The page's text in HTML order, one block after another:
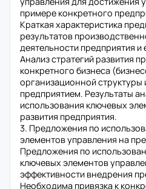
примере конкретного
Краткая характеристика
результатов
деятельности предприятия
Анализ стратегий развития
конкретного бизнеса
организационной структуры
предприятием. Результаты
использования ключевых
развития предприятия.
3. Предложения по
элементов управления на
Предложения по
ключевых элементов
эффективности внедрения
Необходима привязка к